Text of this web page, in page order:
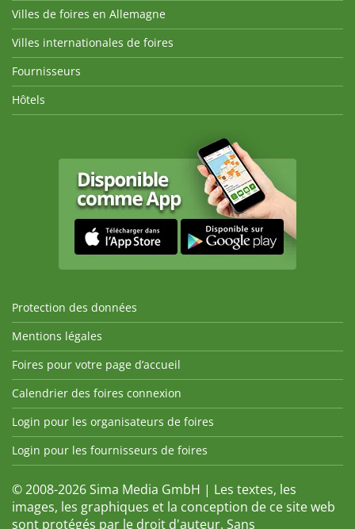
Villes de foires en Allemagne
Villes internationales de foires
Fournisseurs
Hôtels
Protection des données
Mentions légales
Foires pour votre page d’accueil
Calendrier des foires connexion
Login pour les organisateurs de foires
Login pour les fournisseurs de foires
© 2008-2026 Sima Media GmbH | Les textes, les
images, les graphiques et la conception de ce site web
sont protégés par le droit d'auteur. Sans